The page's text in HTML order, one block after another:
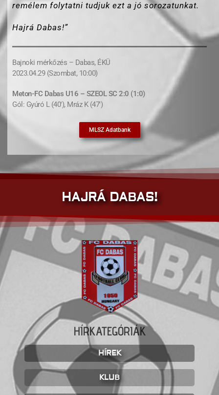
remélem folytatni tudjuk ezt a jó sorozatunkat.
Hajrá Dabas!”
Bajnoki mérkőzés – Dabas, ÉKÜ
2023.04.29 (Szombat, 10:00)
Meton-FC Dabas U16 – SZEOL SC 2:0 (1:0)
Gól: Gyúró L (40′), Mráz K (47′)
MLSZ Adatbank
HAJRÁ DABAS!
HÍRKATEGÓRIÁK
HÍREK
KLUB